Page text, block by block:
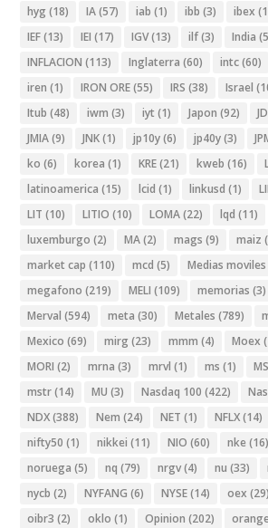
hyg (18) IA(57) iab (1) ibb (3) ibex
IEF(13) IEI (17) IGV(13) ilf(3) India
INFLACION (113) Inglaterra (60) intc(60)
iren (1) IRON ORE(55) IRS (38) Israel
Itub (48) iwm (3) iyt (1) Japon (92) JD
JMIA(9) JNK(1) jp10y(6) jp40y(3)
ko (6) korea (1) KRE(21) kweb (16)
latinoamerica (15) lcid (1) linkusd (1)
LIT (10) LITIO (10) LOMA(22) lqd (11)
luxemburgo (2) MA(2) mags (9) maiz
market cap (110) mcd (5) Medias moviles
megafono (219) MELI (109) memorias (3)
Merval (594) meta (30) Metales (789)
Mexico (69) mirg (23) mmm (4) Moex
MORI (2) mrna (3) mrvl (1) ms (1)
mstr(14) MU (3) Nasdaq 100 (422)
NDX(388) Nem (24) NET (1) NFLX(14)
nifty50 (1) nikkei (11) NIO (60) nke (16)
noruega (5) nq (79) nrgv(4) nu (33)
nycb (2) NYFANG (6) NYSE(14) oex (29)
oibr3 (2) oklo (1) Opinion (202)